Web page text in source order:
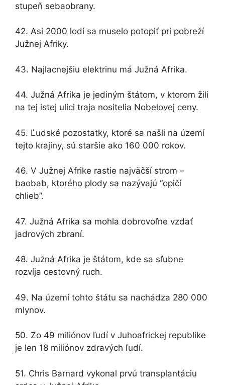
stupeň sebaobrany.
42. Asi 2000 lodí sa muselo potopiť pri pobreží
Južnej Afriky.
43. Najlacnejšiu elektrinu má Južná Afrika.
44. Južná Afrika je jediným štátom, v ktorom žili
na tej istej ulici traja nositelia Nobelovej ceny.
45. Ľudské pozostatky, ktoré sa našli na území
tejto krajiny, sú staršie ako 160 000 rokov.
46. V Južnej Afrike rastie najväčší strom –
baobab, ktorého plody sa nazývajú “opičí
chlieb”.
47. Južná Afrika sa mohla dobrovoľne vzdať
jadrových zbraní.
48. Južná Afrika je štátom, kde sa sľubne
rozvíja cestovný ruch.
49. Na území tohto štátu sa nachádza 280 000
mlynov.
50. Zo 49 miliónov ľudí v Juhoafrickej republike
je len 18 miliónov zdravých ľudí.
51. Chris Barnard vykonal prvú transplantáciu